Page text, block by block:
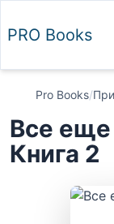
PRO Books
Pro Books/
Все еще
Книга 2